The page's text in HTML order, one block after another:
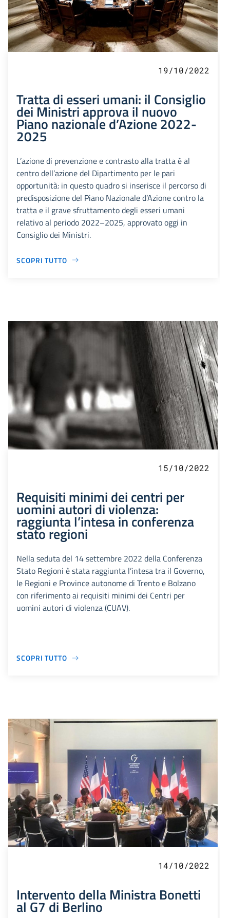
19/10/2022
Tratta di esseri umani: il Consiglio
dei Ministri approva il nuovo
Piano nazionale d’Azione 2022-
2025
L’azione di prevenzione e contrasto alla tratta è al
centro dell’azione del Dipartimento per le pari
opportunità: in questo quadro si inserisce il percorso di
predisposizione del Piano Nazionale d’Azione contro la
tratta e il grave sfruttamento degli esseri umani
relativo al periodo 2022–2025, approvato oggi in
Consiglio dei Ministri.
SCOPRI TUTTO
15/10/2022
Requisiti minimi dei centri per
uomini autori di violenza:
raggiunta l’intesa in conferenza
stato regioni
Nella seduta del 14 settembre 2022 della Conferenza
Stato Regioni è stata raggiunta l’intesa tra il Governo,
le Regioni e Province autonome di Trento e Bolzano
con riferimento ai requisiti minimi dei Centri per
uomini autori di violenza (CUAV).
SCOPRI TUTTO
14/10/2022
Intervento della Ministra Bonetti
al G7 di Berlino